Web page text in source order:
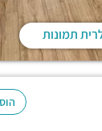
תמונות